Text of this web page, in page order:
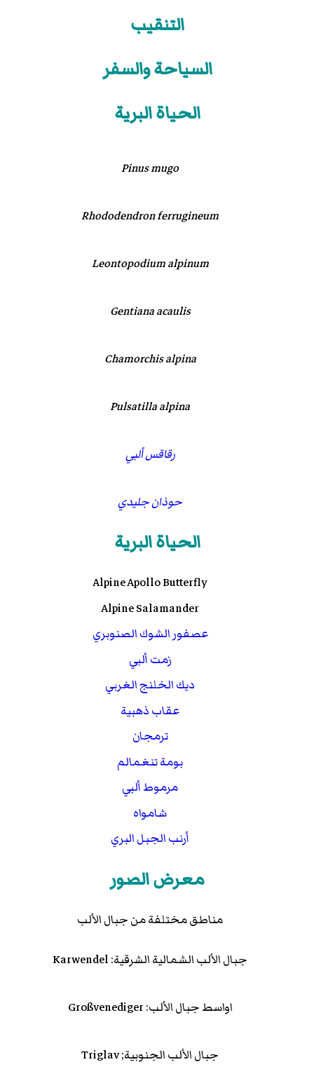
التنقيب
السياحة والسفر
الحياة البرية
Pinus mugo
Rhododendron ferrugineum
Leontopodium alpinum
Gentiana acaulis
Chamorchis alpina
Pulsatilla alpina
رقاقس ألبي
حوذان جليدي
الحياة البرية
Alpine Apollo Butterfly
Alpine Salamander
عصفور الشوك الصنوبري
زمت ألبي
ديك الخلنج الغربي
عقاب ذهبية
ترمجان
بومة تنغمالم
مرموط ألبي
شامواه
أرنب الجبل البري
معرض الصور
مناطق مختلفة من جبال الألب
جبال الألب الشمالية الشرقية: Karwendel
اواسط جبال الألب: Großvenediger
جبال الألب الجنوبية; Triglav